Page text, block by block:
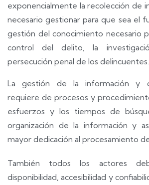
exponencialmente la recolección de
necesario gestionar para que sea el
gestión del conocimiento necesario
control del delito, la
persecución penal de los delincuentes.
La gestión de la información y
requiere de procesos y
esfuerzos y los tiempos de
organización de la información y
mayor dedicación al procesamiento
También todos los actores
disponibilidad, accesibilidad y